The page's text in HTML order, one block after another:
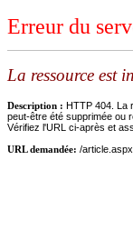
Erreur du
La ressource est
Description : HTTP 404. La
peut-être été supprimée ou
Vérifiez l'URL ci-après et
URL demandée: /article.aspx